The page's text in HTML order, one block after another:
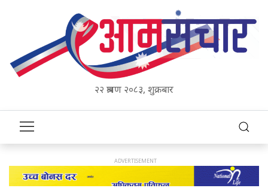
२२ श्रावण २०८३, शुक्रबार